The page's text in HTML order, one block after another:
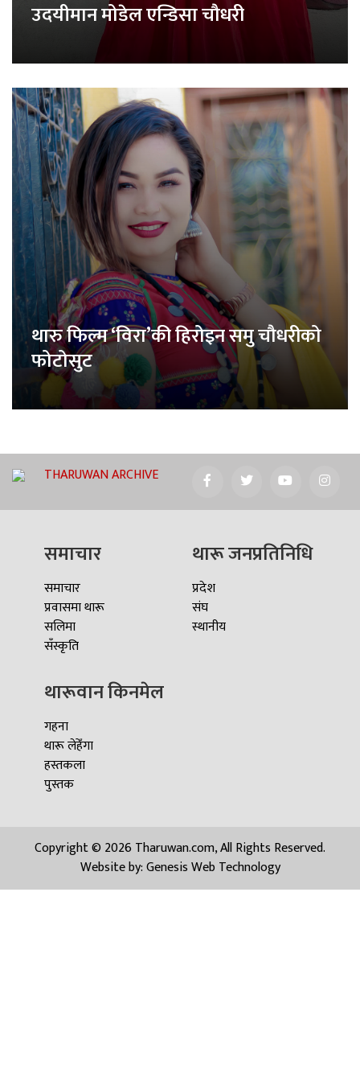
उदयीमान मोडेल एन्डिसा चौधरी
थारु फिल्म ‘विरा’की हिरोइन समु चौधरीको
फोटोसुट
THARUWAN ARCHIVE
समाचार
समाचार
प्रवासमा थारू
सलिमा
सँस्कृति
थारू जनप्रतिनिधि
प्रदेश
संघ
स्थानीय
थारूवान किनमेल
गहना
थारू लेहेँगा
हस्तकला
पुस्तक
Copyright © 2026 Tharuwan.com, All Rights Reserved.
Website by:Genesis Web Technology